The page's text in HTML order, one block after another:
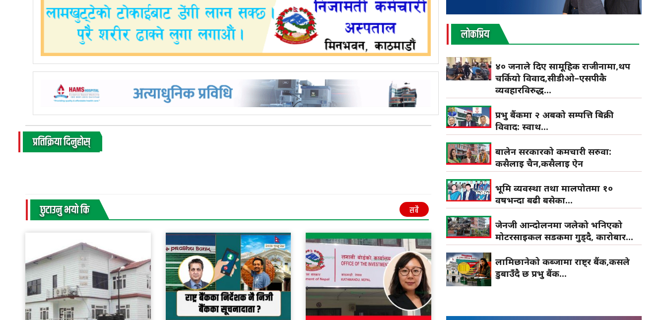
प्रतिक्रिया दिनुहोस्
छुटाउनु भयाे कि सबै
लाेकप्रिय
४० जनाले दिए सामूहिक राजीनामा,थप
चर्कियो विवाद,सीडीओ–एसपीकै
व्यवहारविरुद्ध...
प्रभु बैंकमा २ अर्बको सम्पत्ति बिक्री
विवाद: स्वार्थ...
बालेन सरकारको कर्मचारी सरुवा:
कसैलाई चैन,कसैलाई ऐन
भूमि व्यवस्था तथा मालपोतमा १०
वर्षभन्दा बढी बसेका...
जेनजी आन्दोलनमा जलेको भनिएको
मोटरसाइकल सडकमा गुड्दै, कारोबार...
लामिछानेको कब्जामा राष्ट्र बैंक,कसले
डुबाउँदै छ प्रभु बैंक...